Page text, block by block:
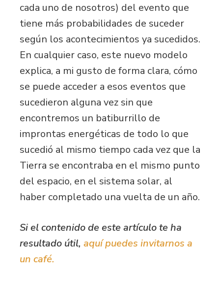
cada uno de nosotros) del evento que
tiene más probabilidades de suceder
según los acontecimientos ya sucedidos.
En cualquier caso, este nuevo modelo
explica, a mi gusto de forma clara, cómo
se puede acceder a esos eventos que
sucedieron alguna vez sin que
encontremos un batiburrillo de
improntas energéticas de todo lo que
sucedió al mismo tiempo cada vez que la
Tierra se encontraba en el mismo punto
del espacio, en el sistema solar, al
haber completado una vuelta de un año.
Si el contenido de este artículo te ha
resultado útil, aquí puedes invitarnos a
un café.